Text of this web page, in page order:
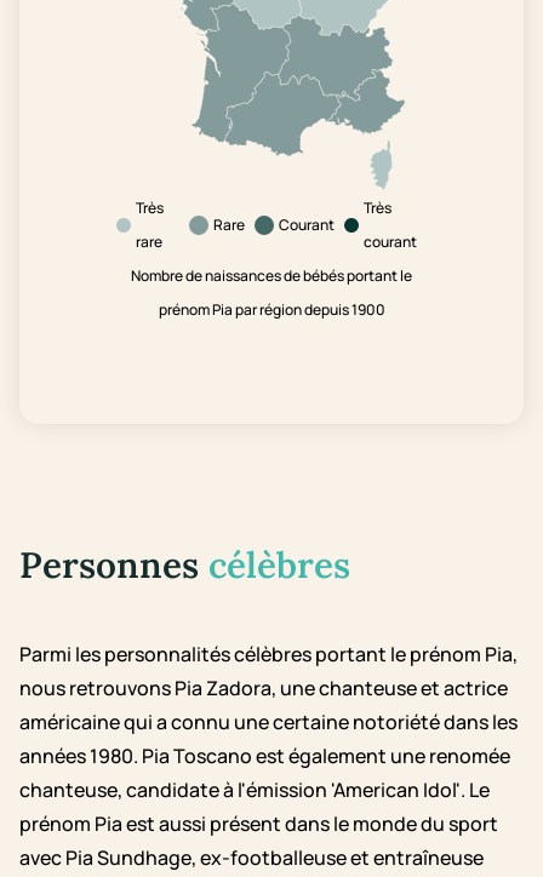
Très
rare
Rare Courant
Très
courant
Nombre de naissances de bébés portant le
prénom Pia par région depuis 1900
Personnes célèbres
Parmi les personnalités célèbres portant le prénom Pia,
nous retrouvons Pia Zadora, une chanteuse et actrice
américaine qui a connu une certaine notoriété dans les
années 1980. Pia Toscano est également une renomée
chanteuse, candidate à l'émission 'American Idol'. Le
prénom Pia est aussi présent dans le monde du sport
avec Pia Sundhage, ex-footballeuse et entraîneuse